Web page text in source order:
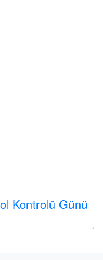
Kontrolü Günü